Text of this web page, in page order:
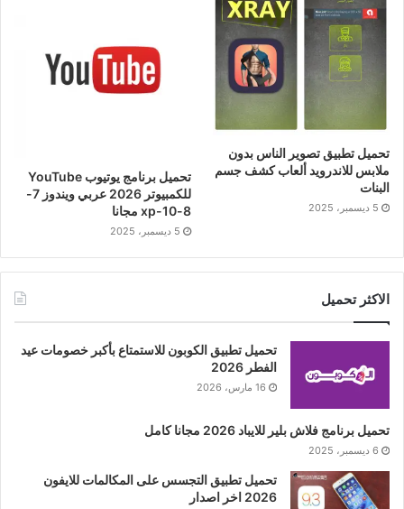
تحميل تطبيق تصوير الناس بدون
ملابس للاندرويد ألعاب كشف جسم
البنات
5 ديسمبر، 2025
تحميل برنامج يوتيوب YouTube
للكمبيوتر 2026 عربي ويندوز 7-
8-10-xp مجانا
5 ديسمبر، 2025
الاكثر تحميل
تحميل تطبيق الكوبون للاستمتاع بأكبر خصومات عيد
الفطر 2026
16 مارس، 2026
تحميل برنامج فلاش بلير للايباد 2026 مجانا كامل
6 ديسمبر، 2025
تحميل تطبيق التجسس على المكالمات للايفون
2026 اخر اصدار